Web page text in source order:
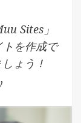
Sites」
を作成で
ょう！